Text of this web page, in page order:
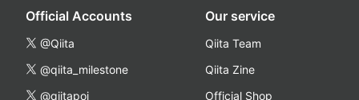
Official Accounts
@Qiita
@qiita_milestone
@qiitapoi
Our service
Qiita Team
Qiita Zine
Official Shop